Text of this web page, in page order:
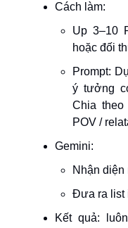
Cách làm:
Up 3–10
hoặc đối
Prompt:
ý tưởng
Chia
POV /
Gemini:
Nhận diện
Đưa ra list
Kết quả: